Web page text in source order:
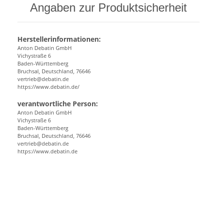
Angaben zur Produktsicherheit
Herstellerinformationen:
Anton Debatin GmbH
Vichystraße 6
Baden-Württemberg
Bruchsal, Deutschland, 76646
vertrieb@debatin.de
https://www.debatin.de/
verantwortliche Person:
Anton Debatin GmbH
Vichystraße 6
Baden-Württemberg
Bruchsal, Deutschland, 76646
vertrieb@debatin.de
https://www.debatin.de